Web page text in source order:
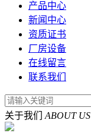
产品中心
新闻中心
资质证书
厂房设备
在线留言
联系我们
关于我们 ABOUT US